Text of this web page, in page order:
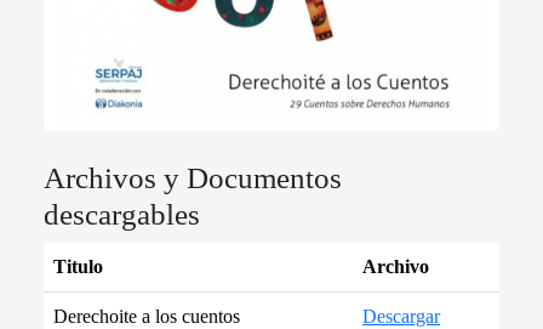
Archivos y Documentos
descargables
Titulo Archivo
Derechoite a los cuentos Descargar